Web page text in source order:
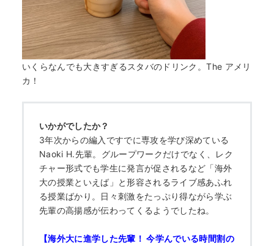
いくらなんでも大きすぎるスタバのドリンク。The アメリ
カ！
いかがでしたか？
3年次からの編入ですでに専攻を学び深めている
Naoki H.先輩。グループワークだけでなく、レク
チャー形式でも学生に発言が促されるなど「海外
大の授業といえば」と形容されるライブ感あふれ
る授業ばかり。日々刺激をたっぷり得ながら学ぶ
先輩の高揚感が伝わってくるようでしたね。
【海外大に進学した先輩！ 今学んでいる時間割の